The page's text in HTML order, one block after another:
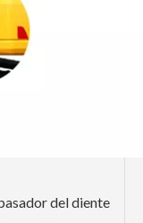
del diente